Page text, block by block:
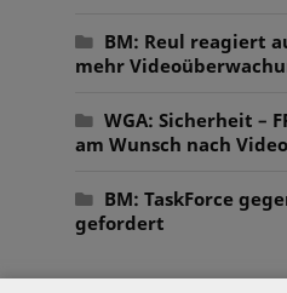
BM: Reul reagiert
mehr
WGA: Sicherheit –
am Wunsch nach
BM: TaskForce
gefordert